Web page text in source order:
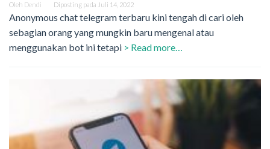
Oleh Dendi Diposting pada Juli 14, 2022
Anonymous chat telegram terbaru kini tengah di cari oleh
sebagian orang yang mungkin baru mengenal atau
menggunakan bot ini tetapi > Read more…